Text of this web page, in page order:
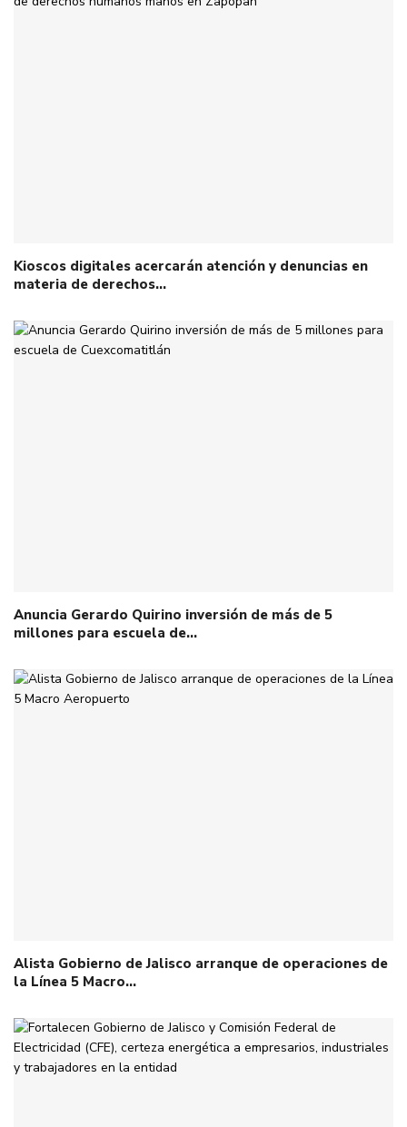
Kioscos digitales acercarán atención y denuncias en
materia de derechos…
Anuncia Gerardo Quirino inversión de más de 5
millones para escuela de…
Alista Gobierno de Jalisco arranque de operaciones de
la Línea 5 Macro…